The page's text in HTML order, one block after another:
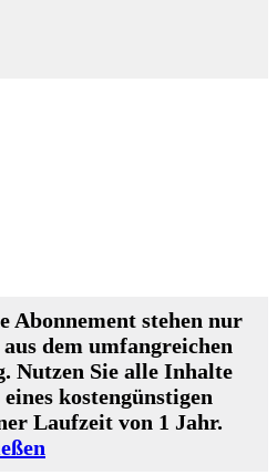
Abonnement stehen nur
dem umfangreichen
Nutzen Sie alle Inhalte
kostengünstigen
Laufzeit von 1 Jahr.